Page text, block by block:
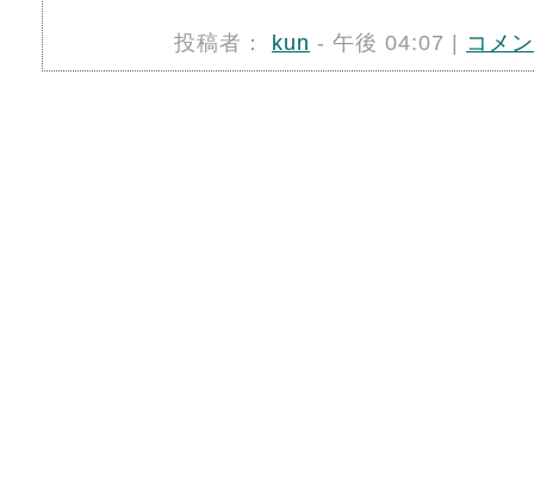
投稿者： kun - 午後 04:07 | コメ